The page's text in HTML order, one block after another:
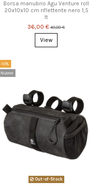
Borsa manubrio Agu Venture roll
20x10x10 cm riflettente nero 1,5
lt
36,00 € 40,00 €
View
-10%
Nuovo
Out-of-Stock